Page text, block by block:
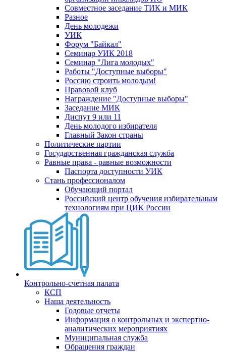
Совместное заседание ТИК и МИК
Разное
День молодежи
УИК
Форум "Байкал"
Семинар УИК 2018
Семинар "Лига молодых"
Работы "Доступные выборы"
Россию строить молодым!
Правовой клуб
Награждение "Доступные выборы"
Заседание МИК
Диспут 9 или 11
День молодого избирателя
Главный Закон страны
Политические партии
Государственная гражданская служба
Равные права - равные возможности
Паспорта доступности УИК
Стань профессионалом
Обучающий портал
Российский центр обучения избирательным
технологиям при ЦИК России
Контрольно-счетная палата
КСП
Наша деятельность
Годовые отчеты
Информация о контрольных и экспертно-
аналитических мероприятиях
Муниципальная служба
Обращения граждан